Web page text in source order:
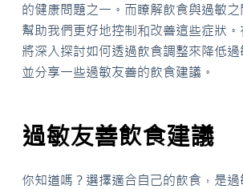
的健康問題之一。而瞭解飲食與過敏
幫助我們更好地控制和改善這些症狀
將深入探討如何透過飲食調整來降低過
並分享一些過敏友善的飲食建議。
過敏友善飲食建議
你知道嗎？選擇適合自己的飲食，是